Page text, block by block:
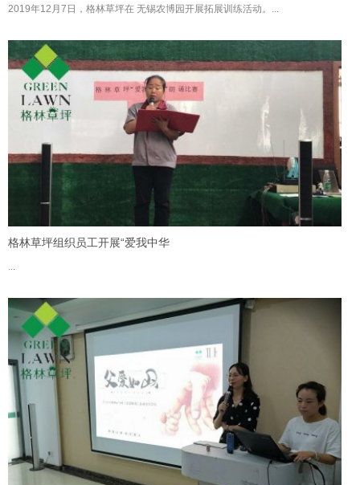
2019年12月7日，格林草坪在 无锡农博园开展拓展训练活动。...
格林草坪组织员工开展“爱我中华
...